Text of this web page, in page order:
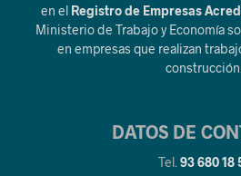
en el Registro de Empresas
Ministerio de Trabajo y Economía
en empresas que realizan
construcción.
DATOS DE
Tel. 93 680 18